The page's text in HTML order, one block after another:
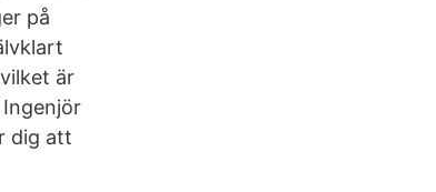
på
är
dig att